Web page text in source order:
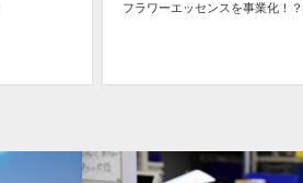
フラワーエッセンスを事業化！？